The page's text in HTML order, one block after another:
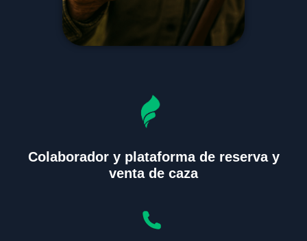
Colaborador y plataforma de reserva y
venta de caza